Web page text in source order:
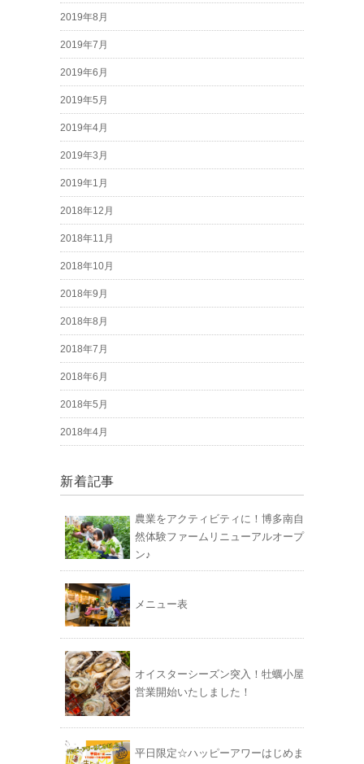
2019年8月
2019年7月
2019年6月
2019年5月
2019年4月
2019年3月
2019年1月
2018年12月
2018年11月
2018年10月
2018年9月
2018年8月
2018年7月
2018年6月
2018年5月
2018年4月
新着記事
農業をアクティビティに！博多南自
然体験ファームリニューアルオープ
ン♪
メニュー表
オイスターシーズン突入！牡蠣小屋
営業開始いたしました！
平日限定☆ハッピーアワーはじめま